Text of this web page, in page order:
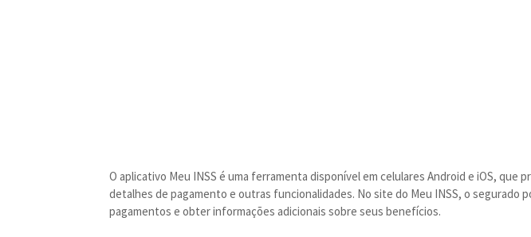
O aplicativo Meu INSS é uma ferramenta disponível em celulares Android e iOS, que
detalhes de pagamento e outras funcionalidades. No site do Meu INSS, o segurado
pagamentos e obter informações adicionais sobre seus benefícios.